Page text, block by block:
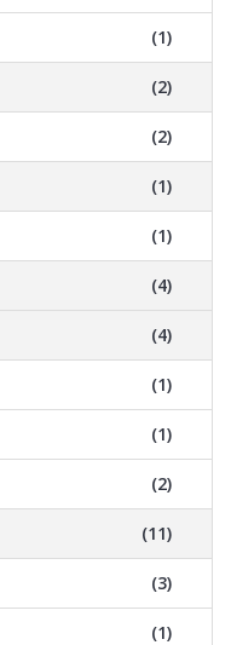
(1)
(2)
(2)
(1)
(1)
(4)
(4)
(1)
(1)
(2)
(11)
(3)
(1)